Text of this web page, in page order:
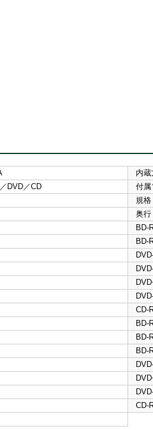
内
DVD／CD 付属
規格
奥行
BD-
BD-
CD-
BD-
BD-
BD-
CD-